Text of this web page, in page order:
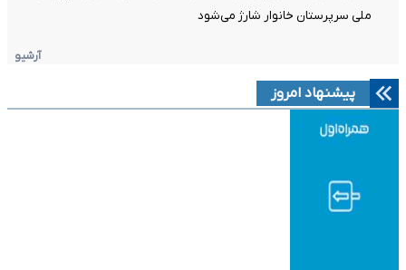
ملی سرپرستان خانوار شارژ می‌شود
آرشیو
پیشنهاد امروز